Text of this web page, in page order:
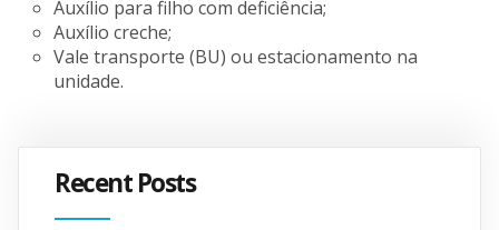
Auxílio para filho com deficiência;
Auxílio creche;
Vale transporte (BU) ou estacionamento na
unidade.
Recent Posts